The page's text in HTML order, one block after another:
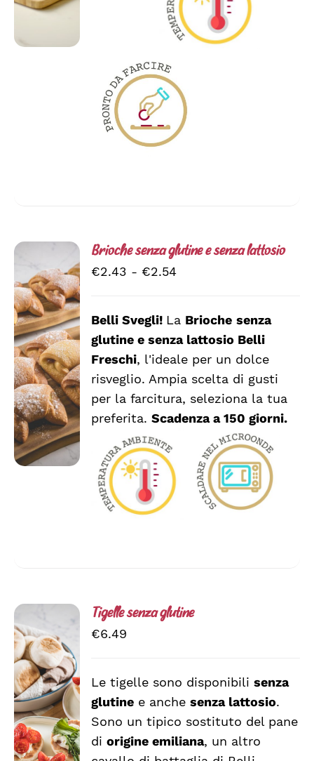
SCEGLI
QUESTO
PRODOTTO
HA
PIÙ
VARIANTI.
LE
OPZIONI
POSSONO
/
DETTAGLI
Brioche senza glutine e senza lattosio
€2.43 - €2.54Fascia
€2.43
Belli Svegli! La Brioche senza
glutine e senza lattosio Belli
Freschi, l'ideale per un dolce
risveglio. Ampia scelta di gusti
per la farcitura, seleziona la tua
preferita.Scadenza a 150 giorni.
SCEGLI
QUESTO
PRODOTTO
HA
/
DETTAGLI
Tigelle senza glutine
€6.49
Le tigelle sono disponibilisenza
glutine e anchesenza lattosio.
Sono un tipico sostituto del pane
diorigine emiliana, un altro